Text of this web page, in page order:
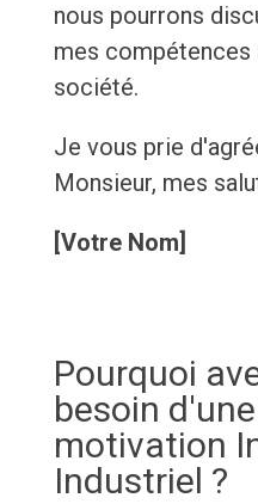
nous pourrons
mes compétences
société.
Je vous prie
Monsieur, mes
[Votre Nom]
Pourquoi
besoin
motivation
Industriel ?